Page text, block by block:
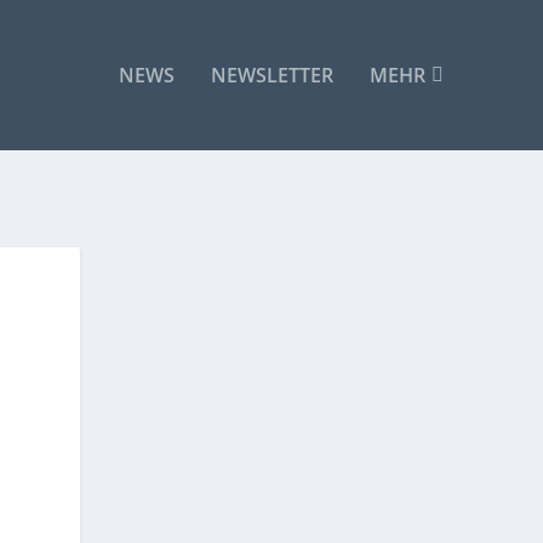
NEWS NEWSLETTER MEHR